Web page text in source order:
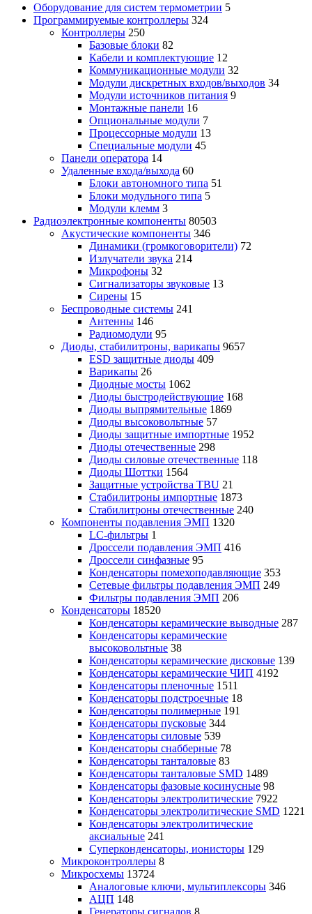
Оборудование для систем термометрии 5
Программируемые контроллеры 324
Контроллеры 250
Базовые блоки 82
Кабели и комплектующие 12
Коммуникационные модули 32
Модули дискретных входов/выходов 34
Модули источников питания 9
Монтажные панели 16
Опциональные модули 7
Процессорные модули 13
Специальные модули 45
Панели оператора 14
Удаленные входа/выхода 60
Блоки автономного типа 51
Блоки модульного типа 5
Модули клемм 3
Радиоэлектронные компоненты 80503
Акустические компоненты 346
Динамики (громкоговорители) 72
Излучатели звука 214
Микрофоны 32
Сигнализаторы звуковые 13
Сирены 15
Беспроводные системы 241
Антенны 146
Радиомодули 95
Диоды, стабилитроны, варикапы 9657
ESD защитные диоды 409
Варикапы 26
Диодные мосты 1062
Диоды быстродействующие 168
Диоды выпрямительные 1869
Диоды высоковольтные 57
Диоды защитные импортные 1952
Диоды отечественные 298
Диоды силовые отечественные 118
Диоды Шоттки 1564
Защитные устройства TBU 21
Стабилитроны импортные 1873
Стабилитроны отечественные 240
Компоненты подавления ЭМП 1320
LC-фильтры 1
Дроссели подавления ЭМП 416
Дроссели синфазные 95
Конденсаторы помехоподавляющие 353
Сетевые фильтры подавления ЭМП 249
Фильтры подавления ЭМП 206
Конденсаторы 18520
Конденсаторы керамические выводные 287
Конденсаторы керамические
высоковольтные 38
Конденсаторы керамические дисковые 139
Конденсаторы керамические ЧИП 4192
Конденсаторы пленочные 1511
Конденсаторы подстроечные 18
Конденсаторы полимерные 191
Конденсаторы пусковые 344
Конденсаторы силовые 539
Конденсаторы снабберные 78
Конденсаторы танталовые 83
Конденсаторы танталовые SMD 1489
Конденсаторы фазовые косинусные 98
Конденсаторы электролитические 7922
Конденсаторы электролитические SMD 1221
Конденсаторы электролитические
аксиальные 241
Суперконденсаторы, ионисторы 129
Микроконтроллеры 8
Микросхемы 13724
Аналоговые ключи, мультиплексоры 346
АЦП 148
Генераторы сигналов 8